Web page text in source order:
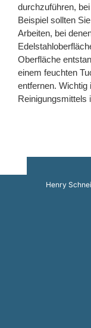
durchzuführen,
Beispiel sollten
Arbeiten, bei
Oberfläche
einem feuchten
entfernen.
Reinigungsmittels
Henry